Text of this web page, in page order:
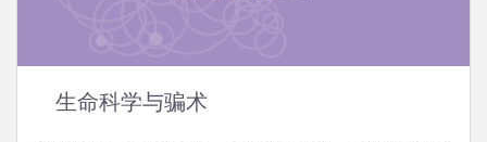
生命科学与骗术